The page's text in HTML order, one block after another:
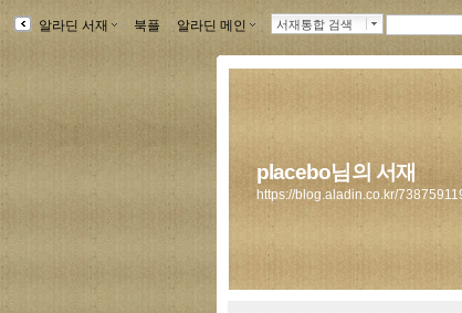
알라딘 서재 북플 알라딘 메인 서재통합 검색
placebo님의 서재
https://blog.aladin.co.kr/